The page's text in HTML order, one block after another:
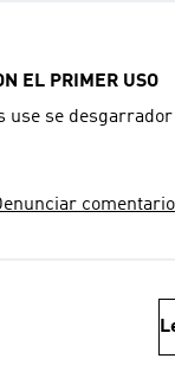
EL PRIMER USO
use se
comentario